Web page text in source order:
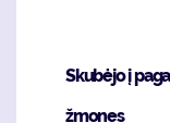
Skubėjo į
žmones